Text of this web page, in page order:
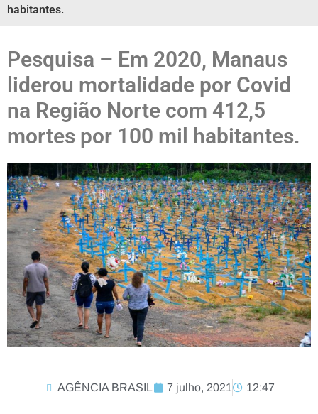
habitantes.
Pesquisa – Em 2020, Manaus
liderou mortalidade por Covid
na Região Norte com 412,5
mortes por 100 mil habitantes.
AGÊNCIA BRASIL 7 julho, 2021 12:47